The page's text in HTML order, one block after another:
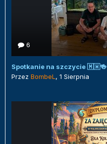
6
Spotkanie na szczycie 🇲🇼🍻
Przez BombeL , 1 Sierpnia